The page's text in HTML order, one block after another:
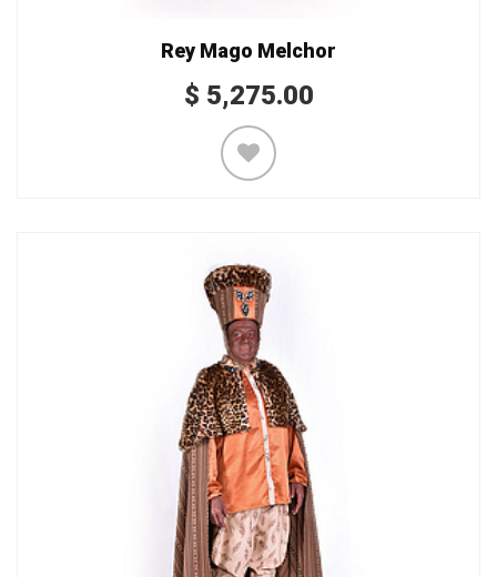
Rey Mago Melchor
$ 5,275.00